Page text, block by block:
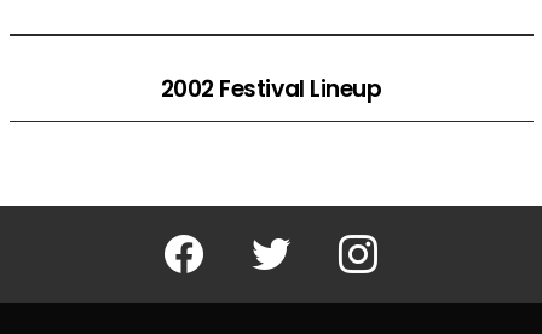
2002 Festival Lineup
Facebook Twitter Instagram